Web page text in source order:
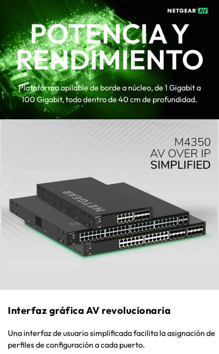
Any APS350Wv1, APS600Wv2,
APS920Wv1, or APS2000Wv1 can be
used
The PoE budget can reach 3,314W, the
redundant PoE budget can reach
1,794W
Virtual Chassis stacking provides non-
stop forwarding (NSF) y hitless failover
Layer 3 feature Conjunto includes
NETGEAR IGMP Plus
Interface, y Engage Controller speed
TAA compliant SKU is available. Contact
your sales representative
POTENCIA Y
RENDIMIENTO
Plataforma apilable de borde a núcleo, de 1 Gigabit a
100 Gigabit, todo dentro de 40 cm de profundidad.
Interfaz gráfica AV revolucionaria
Una interfaz de usuario simplificada facilita la asignación de
perfiles de configuración a cada puerto.